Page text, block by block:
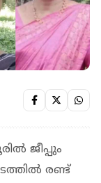
ജീപ്പും
രണ്ട്